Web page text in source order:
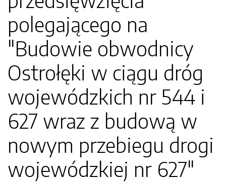
polegającego na
"Budowie obwodnicy
Ostrołęki w ciągu dróg
wojewódzkich nr 544 i
627 wraz z budową w
nowym przebiegu drogi
wojewódzkiej nr 627"